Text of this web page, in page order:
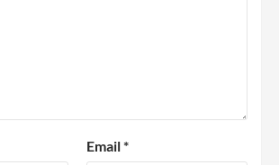
Email*